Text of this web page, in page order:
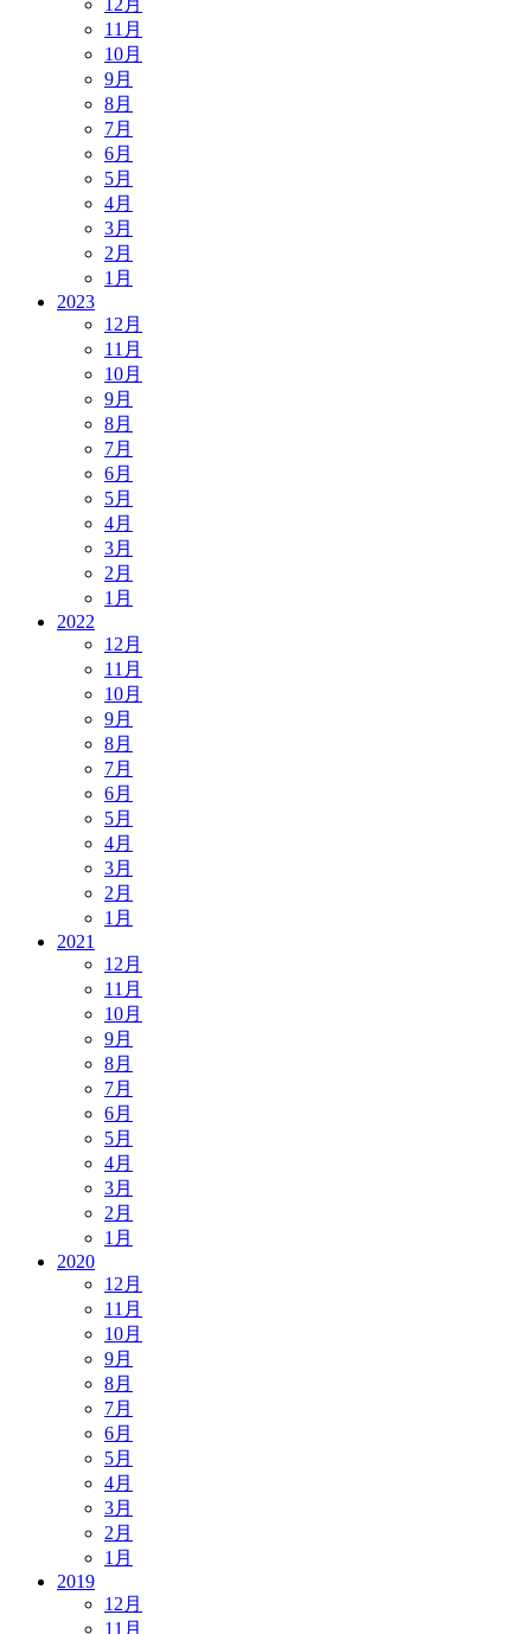
11月
10月
9月
8月
7月
6月
5月
4月
3月
2月
1月
2023
12月
11月
10月
9月
8月
7月
6月
5月
4月
3月
2月
1月
2022
12月
11月
10月
9月
8月
7月
6月
5月
4月
3月
2月
1月
2021
12月
11月
10月
9月
8月
7月
6月
5月
4月
3月
2月
1月
2020
12月
11月
10月
9月
8月
7月
6月
5月
4月
3月
2月
1月
2019
12月
11月